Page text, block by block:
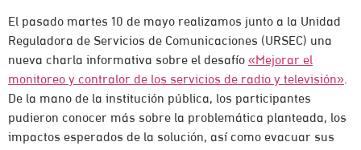
El pasado martes 10 de mayo realizamos junto a la Unidad
Reguladora de Servicios de Comunicaciones (URSEC) una
nueva charla informativa sobre el desafío «Mejorar el
monitoreo y contralor de los servicios de radio y televisión».
De la mano de la institución pública, los participantes
pudieron conocer más sobre la problemática planteada, los
impactos esperados de la solución, así como evacuar sus